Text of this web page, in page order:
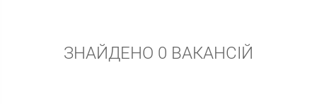
ЗНАЙДЕНО 0 ВАКАНСІЙ